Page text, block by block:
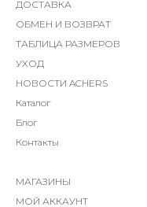
ДОСТАВКА
ОБМЕН И ВОЗВРАТ
ТАБЛИЦА РАЗМЕРОВ
УХОД
НОВОСТИ ACHERS
Каталог
Блог
Контакты
МАГАЗИНЫ
МОЙ АККАУНТ